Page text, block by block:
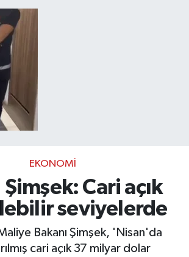
EKONOMI
Şimşek: Cari açık
seviyelerde
Bakanı Şimşek, 'Nisan'da
cari açık 37 milyar dolar